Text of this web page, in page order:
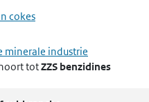
cokes
minerale industrie
totZZS benzidines